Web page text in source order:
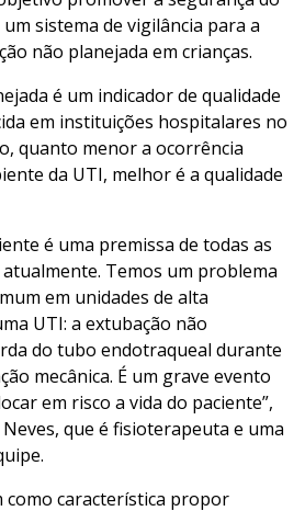
sistema de vigilância para a
não planejada em crianças.
é um indicador de qualidade
em instituições hospitalares no
quanto menor a ocorrência
da UTI, melhor é a qualidade
é uma premissa de todas as
Temos um problema
em unidades de alta
UTI: a extubação não
do tubo endotraqueal durante
mecânica. É um grave evento
em risco a vida do paciente”,
que é fisioterapeuta e uma
como característica propor